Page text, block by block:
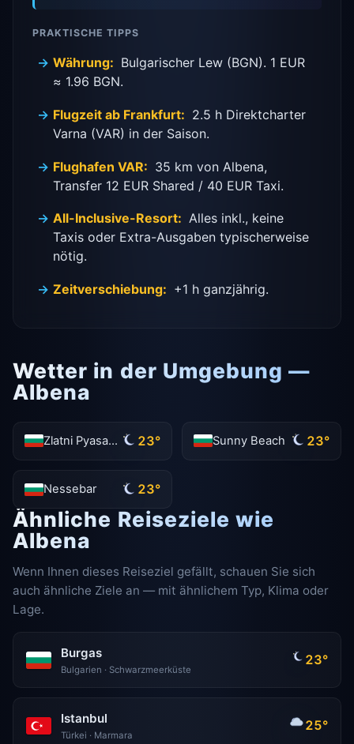
PRAKTISCHE TIPPS
Währung: Bulgarischer Lew (BGN). 1 EUR
≈ 1.96 BGN.
Flugzeit ab Frankfurt: 2.5 h Direktcharter
Varna (VAR) in der Saison.
Flughafen VAR: 35 km von Albena,
Transfer 12 EUR Shared / 40 EUR Taxi.
All-Inclusive-Resort: Alles inkl., keine
Taxis oder Extra-Ausgaben typischerweise
nötig.
Zeitverschiebung: +1 h ganzjährig.
Wetter in der Umgebung —
Albena
Zlatni Pyasatsi 23° Sunny Beach 23°
Nessebar 23°
Ähnliche Reiseziele wie
Albena
Wenn Ihnen dieses Reiseziel gefällt, schauen Sie sich
auch ähnliche Ziele an — mit ähnlichem Typ, Klima oder
Lage.
Burgas
Bulgarien · Schwarzmeerküste
23°
Istanbul
Türkei · Marmara
25°